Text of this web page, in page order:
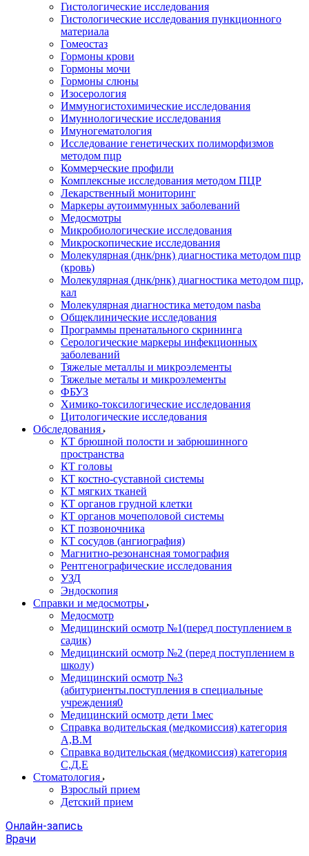
Гистологические исследования
Гистологические исследования пункционного
материала
Гомеостаз
Гормоны крови
Гормоны мочи
Гормоны слюны
Изосерология
Иммуногистохимические исследования
Имуннологические исследования
Имуногематология
Исследование генетических полиморфизмов
методом пцр
Коммерческие профили
Комплексные исследования методом ПЦР
Лекарственный мониторинг
Маркеры аутоиммунных заболеваний
Медосмотры
Микробиологические исследования
Микроскопические исследования
Молекулярная (днк/рнк) диагностика методом пцр
(кровь)
Молекулярная (днк/рнк) диагностика методом пцр,
кал
Молекулярная диагностика методом nasba
Общеклинические исследования
Программы пренатального скрининга
Серологические маркеры инфекционных
заболеваний
Тяжелые металлы и микроэлементы
Тяжелые металы и микроэлементы
ФБУЗ
Химико-токсилогические исследования
Цитологические исследования
Обследования
КТ брюшной полости и забрюшинного
пространства
КТ головы
КТ костно-суставной системы
КТ мягких тканей
КТ органов грудной клетки
КТ органов мочеполовой системы
КТ позвоночника
КТ сосудов (ангиография)
Магнитно-резонансная томография
Рентгенографические исследования
УЗД
Эндоскопия
Справки и медосмотры
Медосмотр
Медицинский осмотр №1(перед поступлением в
садик)
Медицинский осмотр №2 (перед поступлением в
школу)
Медицинский осмотр №3
(абитуриенты.поступления в специальные
учреждения0
Медицинский осмотр дети 1мес
Справка водительская (медкомиссия) категория
А,В.М
Справка водительская (медкомиссия) категория
С,Д,Е
Стоматология
Взрослый прием
Детский прием
Онлайн-запись
Врачи